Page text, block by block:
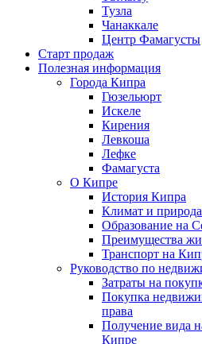
Тузла
Чанаккале
Центр Фамагусты
Старт продаж
Полезная информация
Города Кипра
Гюзельюрт
Искеле
Кирения
Левкоша
Лефке
Фамагуста
О Кипре
История Кипра
Климат и
Образование на
Преимущества
Транспорт на
Руководство по
Затраты на
Покупка
права
Получение вида
Кипре